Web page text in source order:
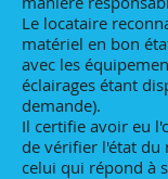
Le locataire
matériel en bon
avec les
éclairages étant
demande).
Il certifie avoir eu
de vérifier l'état du
celui qui répond à